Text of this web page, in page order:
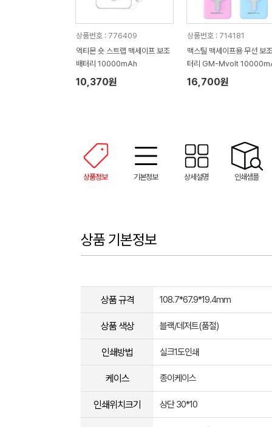
상품번호 : 776409
엑티몬 숏 스트랩 맥세이프 보조
배터리 10000mAh
10,370원
상품번호 : 714181
맥스틸 맥세이프용 무선 보
터리 GM-Mvolt
16,700원
상품정보 기본정보 상세설명 인쇄샘플
상품 기본정보
상품 규격 108.7*67.9*19.4mm
상품 색상 블랙/데저트(품절)
인쇄방법 실크1도인쇄
케이스 종이케이스
인쇄위치크기 상단 30*10